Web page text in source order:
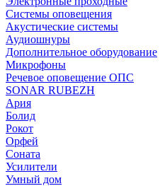
Системы оповещения
Акустические системы
Аудиошнуры
Дополнительное оборудование
Микрофоны
Речевое оповещение ОПС
SONAR RUBEZH
Ария
Болид
Рокот
Орфей
Соната
Усилители
Умный дом